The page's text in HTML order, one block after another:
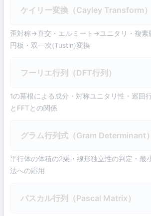
ケイリー変換（Cayley Transform）
歪対称→直交・エルミート→ユニタリ・複素
円板・双一次(Tustin)変換
フーリエ行列（DFT行列）
1の冪根による成分・対称ユニタリ性・巡回
とFFTとの関係
グラム行列式（Gram Determinant）
平行体の体積の2乗・線形独立性の判定・最
法への応用
パスカル行列（Pascal Matrix）